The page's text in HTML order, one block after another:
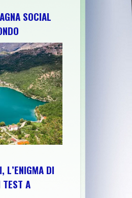
SOCIAL
L’ENIGMA DI
TEST A